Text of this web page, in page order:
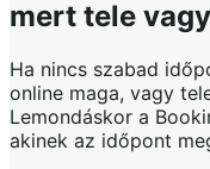
mert tele vagy
Ha nincs szabad
online maga, vagy
Lemondáskor a
akinek az időpont